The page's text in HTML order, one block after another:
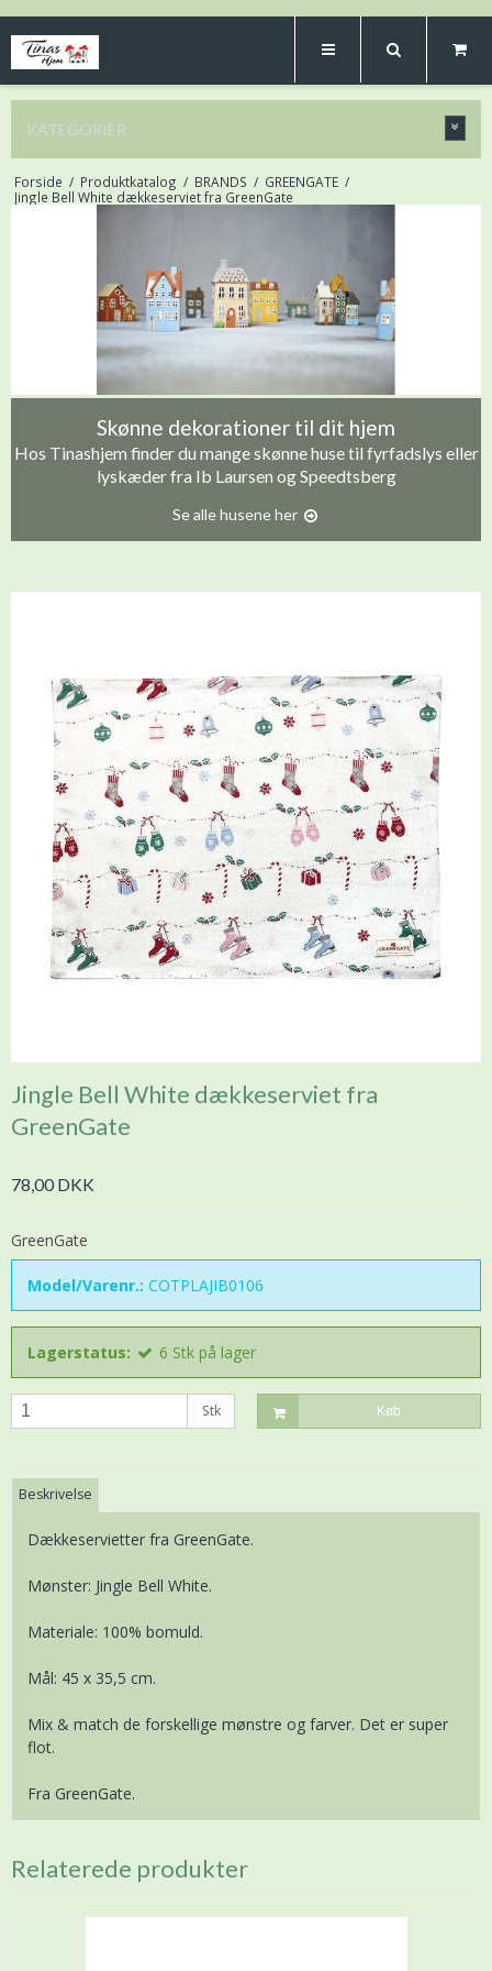
KATEGORIER
Forside / Produktkatalog / BRANDS / GREENGATE /
Jingle Bell White dækkeserviet fra GreenGate
Skønne dekorationer til dit hjem
Hos Tinashjem finder du mange skønne huse til fyrfadslys eller
lyskæder fra Ib Laursen og Speedtsberg
Se alle husene her
Jingle Bell White dækkeserviet fra
GreenGate
78,00 DKK
GreenGate
Model/Varenr.: COTPLAJIB0106
Lagerstatus: 6 Stk på lager
Stk Køb
Beskrivelse
Dækkeservietter fra GreenGate.
Mønster: Jingle Bell White.
Materiale: 100% bomuld.
Mål: 45 x 35,5 cm.
Mix & match de forskellige mønstre og farver. Det er super
flot.
Fra GreenGate.
Relaterede produkter